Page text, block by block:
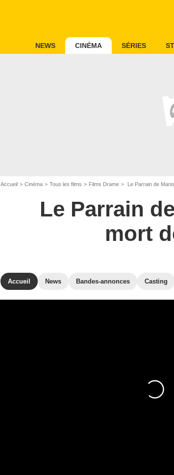
NEWS CINÉMA SÉRIES
Accueil Cinéma Tous les films Films Drame Le Parrain de
Le Parrain
mort
Accueil News Bandes-annonces Casting